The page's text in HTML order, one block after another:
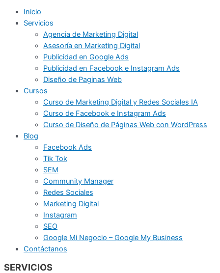
Inicio
Servicios
Agencia de Marketing Digital
Asesoría en Marketing Digital
Publicidad en Google Ads
Publicidad en Facebook e Instagram Ads
Diseño de Paginas Web
Cursos
Curso de Marketing Digital y Redes Sociales IA
Curso de Facebook e Instagram Ads
Curso de Diseño de Páginas Web con WordPress
Blog
Facebook Ads
Tik Tok
SEM
Community Manager
Redes Sociales
Marketing Digital
Instagram
SEO
Google Mi Negocio – Google My Business
Contáctanos
SERVICIOS